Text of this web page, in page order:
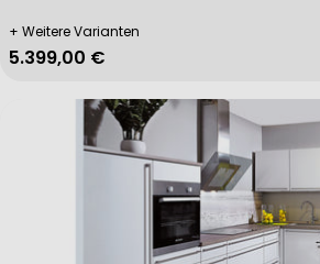
+ Weitere Varianten
Regulärer Preis
5.399,00 €